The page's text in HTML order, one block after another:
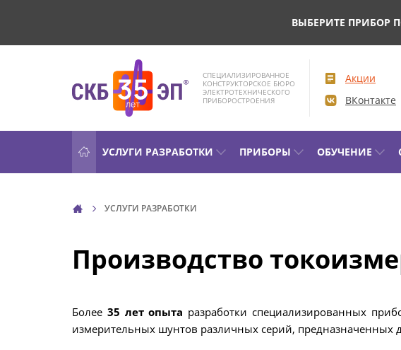
ВЫБЕРИТЕ ПРИБОР
СПЕЦИАЛИЗИРОВАННОЕ
КОНСТРУКТОРСКОЕ БЮРО
ЭЛЕКТРОТЕХНИЧЕСКОГО
ПРИБОРОСТРОЕНИЯ
Акции
ВКонтакте
УСЛУГИ РАЗРАБОТКИ ПРИБОРЫ
УПРАВЛЕНИЕ
ОБУЧЕНИЕ
УСЛУГИ РАЗРАБОТКИ
Производство
Более 35 лет опыта разработки специализированных
измерительных шунтов различных серий, предназначенных